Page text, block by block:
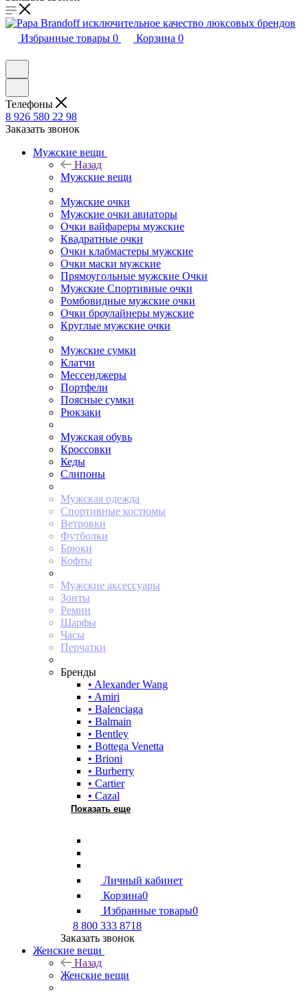
Избранные товары 0 Корзина 0
Телефоны
8 926 580 22 98
Заказать звонок
Мужские вещи
Назад
Мужские вещи
Мужские очки
Мужские очки авиаторы
Очки вайфареры мужские
Квадратные очки
Очки клабмастеры мужские
Очки маски мужские
Прямоугольные мужские Очки
Мужские Спортивные очки
Ромбовидные мужские очки
Очки броулайнеры мужские
Круглые мужские очки
Мужские сумки
Клатчи
Мессенджеры
Портфели
Поясные сумки
Рюкзаки
Мужская обувь
Кроссовки
Кеды
Слипоны
Мужская одежда
Спортивные костюмы
Ветровки
Футболки
Брюки
Кофты
Мужские аксессуары
Зонты
Ремни
Шарфы
Часы
Перчатки
Бренды
• Alexander Wang
• Amiri
• Balenciaga
• Balmain
• Bentley
• Bottega Venetta
• Brioni
• Burberry
• Cartier
• Cazal
Показать еще
Личный кабинет
Корзина0
Избранные товары0
8 800 333 8718
Заказать звонок
Женские вещи
Назад
Женские вещи